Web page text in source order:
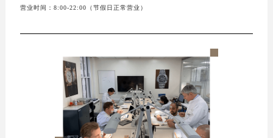
营业时间：8:00-22:00（节假日正常营业）